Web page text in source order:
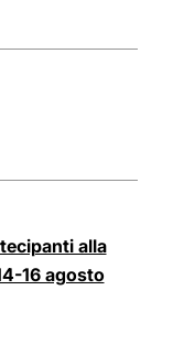
alla
16 agosto